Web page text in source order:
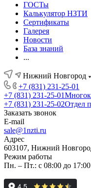
ГОСТы
Калькулятор НЗТИ
Сертификаты
Галерея
Новости
База знаний
...
Нижний Новгород
+7 (831) 231-25-01
+7 (831) 231-25-01
+7 (831) 231-25-02Отдел
Заказать звонок
E-mail
sale@1nzti.ru
Адрес
603107, Нижний
Режим работы
Пн. – Пт.: с 08:00 до